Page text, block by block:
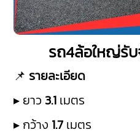
รถ4ล้อใหญ่รั
📌 รายละเอียด
▸ ยาว 3.1 เมตร
▸ กว้าง 1.7 เมตร